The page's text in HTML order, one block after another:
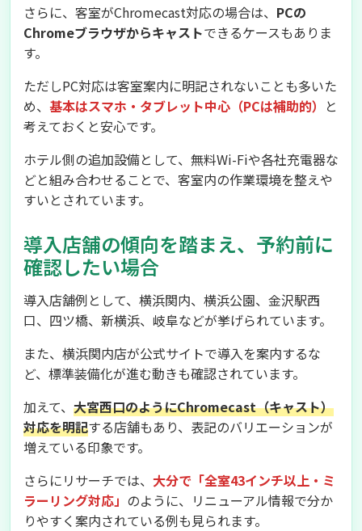
さらに、客室がChromecast対応の場合は、 PCの
Chromeブラウザからキャストできるケースもありま
す。
ただしPC対応は客室案内に明記されないことも多いた
め、 基本はスマホ・タブレット中心（PCは補助的） と
考えておくと安心です。
ホテル側の追加設備として、無料Wi-Fiや各社充電器な
どと組み合わせることで、客室内の作業環境を整えや
すいとされています。
導入店舗の傾向を踏まえ、予約前に
確認したい場合
導入店舗例として、横浜関内、横浜公園、金沢駅西
口、四ツ橋、新横浜、岐阜などが挙げられています。
また、横浜関内店が公式サイトで導入を案内するな
ど、標準装備化が進む動きも確認されています。
加えて、 大宮西口のようにChromecast（キャスト）
対応を明記する店舗もあり、表記のバリエーションが
増えている印象です。
さらにリサーチでは、 大分で「全室43インチ以上・ミ
ラーリング対応」 のように、リニューアル情報で分か
りやすく案内されている例も見られます。